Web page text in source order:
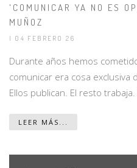
'COMUNICAR YA NO ES
MUÑOZ
| 04 FEBRERO 26
Durante años hemos
comunicar era cosa exclusiva
Ellos publican. El resto
LEER MÁS...